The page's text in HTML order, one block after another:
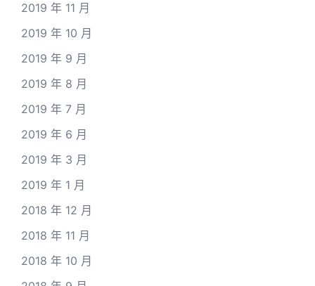
2019 年 11 月
2019 年 10 月
2019 年 9 月
2019 年 8 月
2019 年 7 月
2019 年 6 月
2019 年 3 月
2019 年 1 月
2018 年 12 月
2018 年 11 月
2018 年 10 月